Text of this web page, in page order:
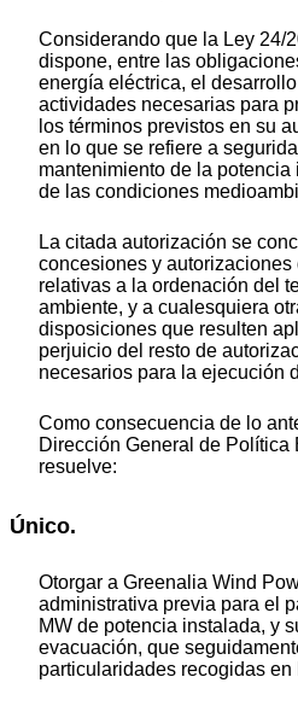
Considerando que la Ley 24/
dispone, entre las
energía eléctrica, el
actividades necesarias para
los términos previstos en su
en lo que se refiere a
mantenimiento de la
de las condiciones
La citada autorización se
concesiones y
relativas a la ordenación del
ambiente, y a cualesquiera
disposiciones que resulten
perjuicio del resto de
necesarios para la ejecución
Como consecuencia de lo
Dirección General de Política
resuelve:
Único.
Otorgar a Greenalia Wind
administrativa previa para el
MW de potencia instalada, y
evacuación, que
particularidades recogidas